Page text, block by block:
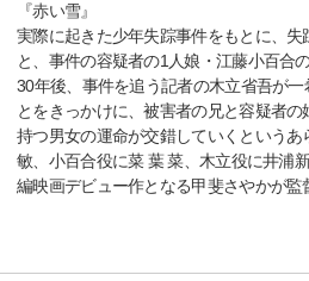
『赤い雪』
実際に起きた少年失踪事件をもとに、
と、事件の容疑者の1人娘・江藤小百合
30年後、事件を追う記者の木立省吾が
とをきっかけに、被害者の兄と容疑者
持つ男女の運命が交錯していくという
敏、小百合役に菜 葉 菜、木立役に井浦
編映画デビュー作となる甲斐さやかが監